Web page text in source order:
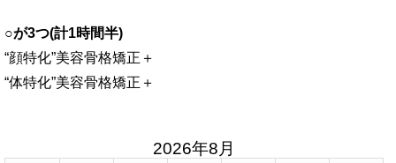
○が3つ(計1時間半)
“顔特化”美容骨格矯正＋
“体特化”美容骨格矯正＋
2026年8月